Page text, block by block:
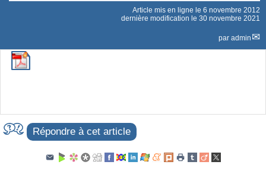
Article mis en ligne le 6 novembre 2012
dernière modification le 30 novembre 2021
par admin
Répondre à cet article